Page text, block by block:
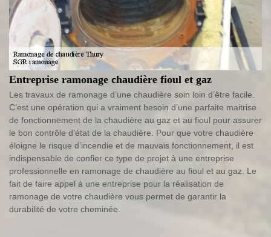
Entreprise ramonage chaudière fioul et gaz
Les travaux de ramonage d’une chaudière soin loin d’être facile.
C’est une opération qui a vraiment besoin d’une parfaite maitrise
de fonctionnement de la chaudière au gaz et au fioul pour assurer
le bon contrôle d’état de la chaudière. Pour que votre chaudière
éloigne le risque d’incendie et de mauvais fonctionnement, il est
indispensable de confier ce type de projet à une entreprise
professionnelle en ramonage de chaudière au fioul et au gaz. Le
fait de faire appel à une entreprise pour la réalisation de
ramonage de votre chaudière vous permet de garantir la
durabilité de votre cheminée.